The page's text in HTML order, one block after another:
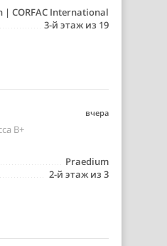
| CORFAC International
3-й этаж из 19
вчера
B+
Praedium
2-й этаж из 3